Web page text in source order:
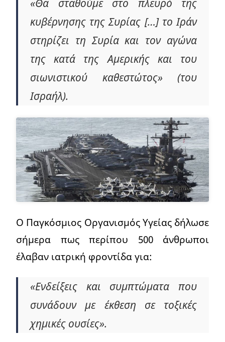
«Θα σταθούμε στο πλευρό της
κυβέρνησης της Συρίας […] το Ιράν
στηρίζει τη Συρία και τον αγώνα
της κατά της Αμερικής και του
σιωνιστικού καθεστώτος» (του
Ισραήλ).
Ο Παγκόσμιος Οργανισμός Υγείας δήλωσε
σήμερα πως περίπου 500 άνθρωποι
έλαβαν ιατρική φροντίδα για:
«Ενδείξεις και συμπτώματα που
συνάδουν με έκθεση σε τοξικές
χημικές ουσίες».